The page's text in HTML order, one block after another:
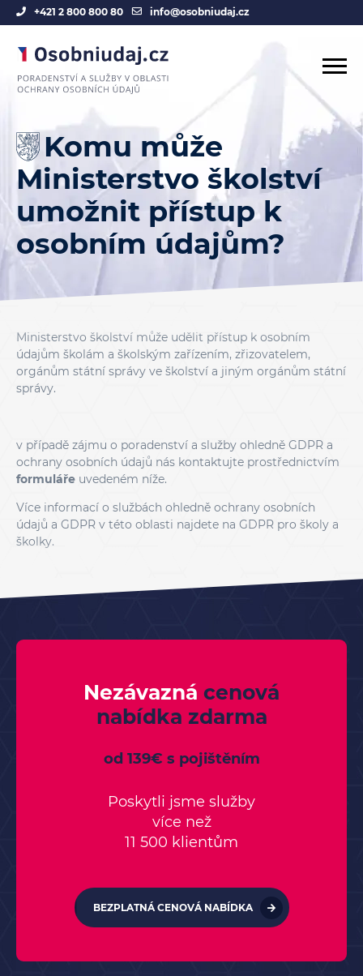
+421 2 800 800 80 info@osobniudaj.cz
Komu může
Ministerstvo školství
umožnit přístup k
osobním údajům?
Ministerstvo školství může udělit přístup k osobním
údajům školám a školským zařízením, zřizovatelem,
orgánům státní správy ve školství a jiným orgánům státní
správy.
v případě zájmu o poradenství a služby ohledně GDPR a
ochrany osobních údajů nás kontaktujte prostřednictvím
formuláře uvedeném níže.
Více informací o službách ohledně ochrany osobních
údajů a GDPR v této oblasti najdete na GDPR pro školy a
školky.
Nezávazná cenová
nabídka zdarma
od 139€ s pojištěním
Poskytli jsme služby
více než
11 500 klientům
BEZPLATNÁ CENOVÁ NABÍDKA